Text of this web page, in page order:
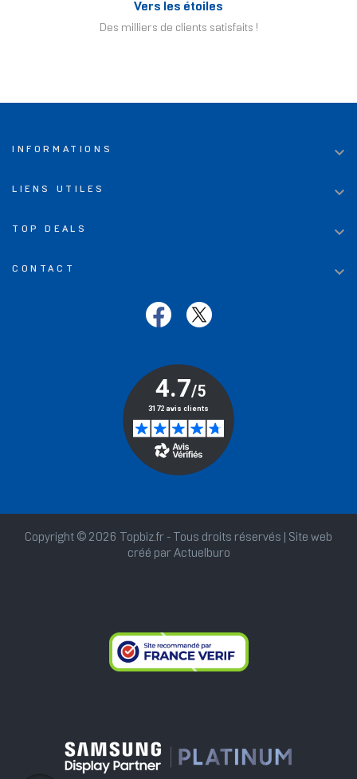
Vers les étoiles
Des milliers de clients satisfaits !
INFORMATIONS 
LIENS UTILES 
TOP DEALS 
CONTACT 
Copyright © 2026 Topbiz.fr - Tous droits réservés | Site web
créé par Actuelburo